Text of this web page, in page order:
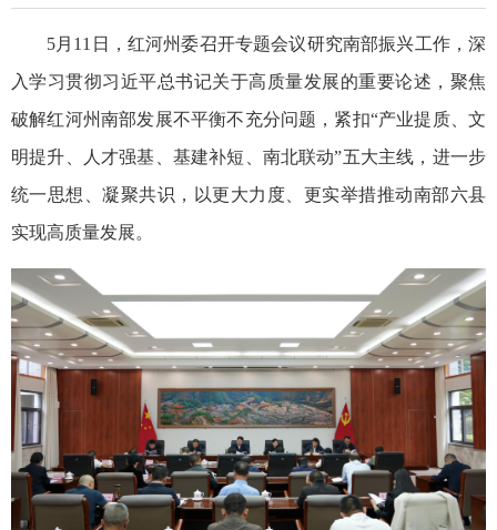
5月11日，红河州委召开专题会议研究南部振兴工作，深
入学习贯彻习近平总书记关于高质量发展的重要论述，聚焦
破解红河州南部发展不平衡不充分问题，紧扣“产业提质、文
明提升、人才强基、基建补短、南北联动”五大主线，进一步
统一思想、凝聚共识，以更大力度、更实举措推动南部六县
实现高质量发展。